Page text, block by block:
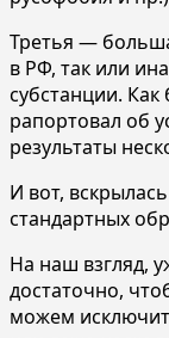
Третья —
в РФ, так или
субстанции.
рапортовал об
результаты
И вот,
стандартных
На наш взгляд,
достаточно,
можем